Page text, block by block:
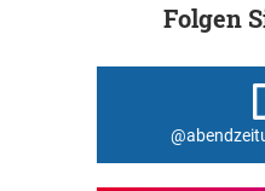
Folgen